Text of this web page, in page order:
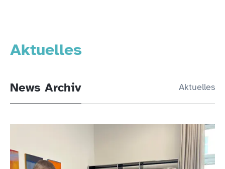
Aktuelles
News Archiv Aktuelles